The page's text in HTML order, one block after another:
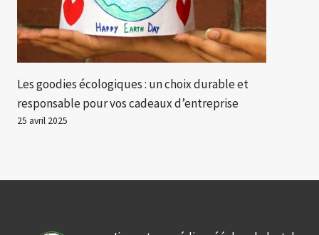
Les goodies écologiques : un choix durable et
responsable pour vos cadeaux d’entreprise
25 avril 2025